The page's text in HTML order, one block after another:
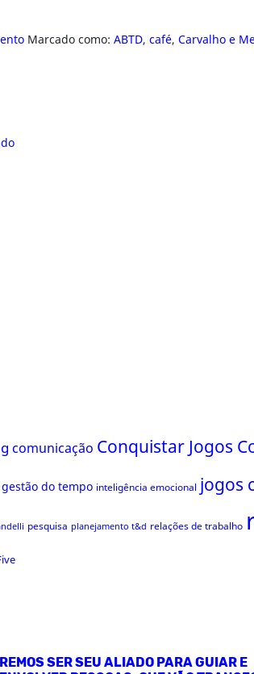
Marcado como: ABTD, café, Carvalho e
comunicação Conquistar Jogos
gestão do tempo inteligência emocional jogos
pesquisa planejamento t&d relações de trabalho
SER SEU ALIADO PARA GUIAR E